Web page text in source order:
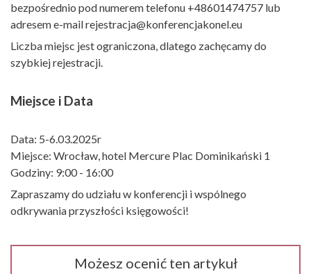
bezpośrednio pod numerem telefonu +48601474757 lub
adresem e-mail rejestracja@konferencjakonel.eu
Liczba miejsc jest ograniczona, dlatego zachęcamy do
szybkiej rejestracji.
Miejsce i Data
Data: 5-6.03.2025r
Miejsce: Wrocław, hotel Mercure Plac Dominikański 1
Godziny: 9:00 - 16:00
Zapraszamy do udziału w konferencji i wspólnego
odkrywania przyszłości księgowości!
Możesz ocenić ten artykuł